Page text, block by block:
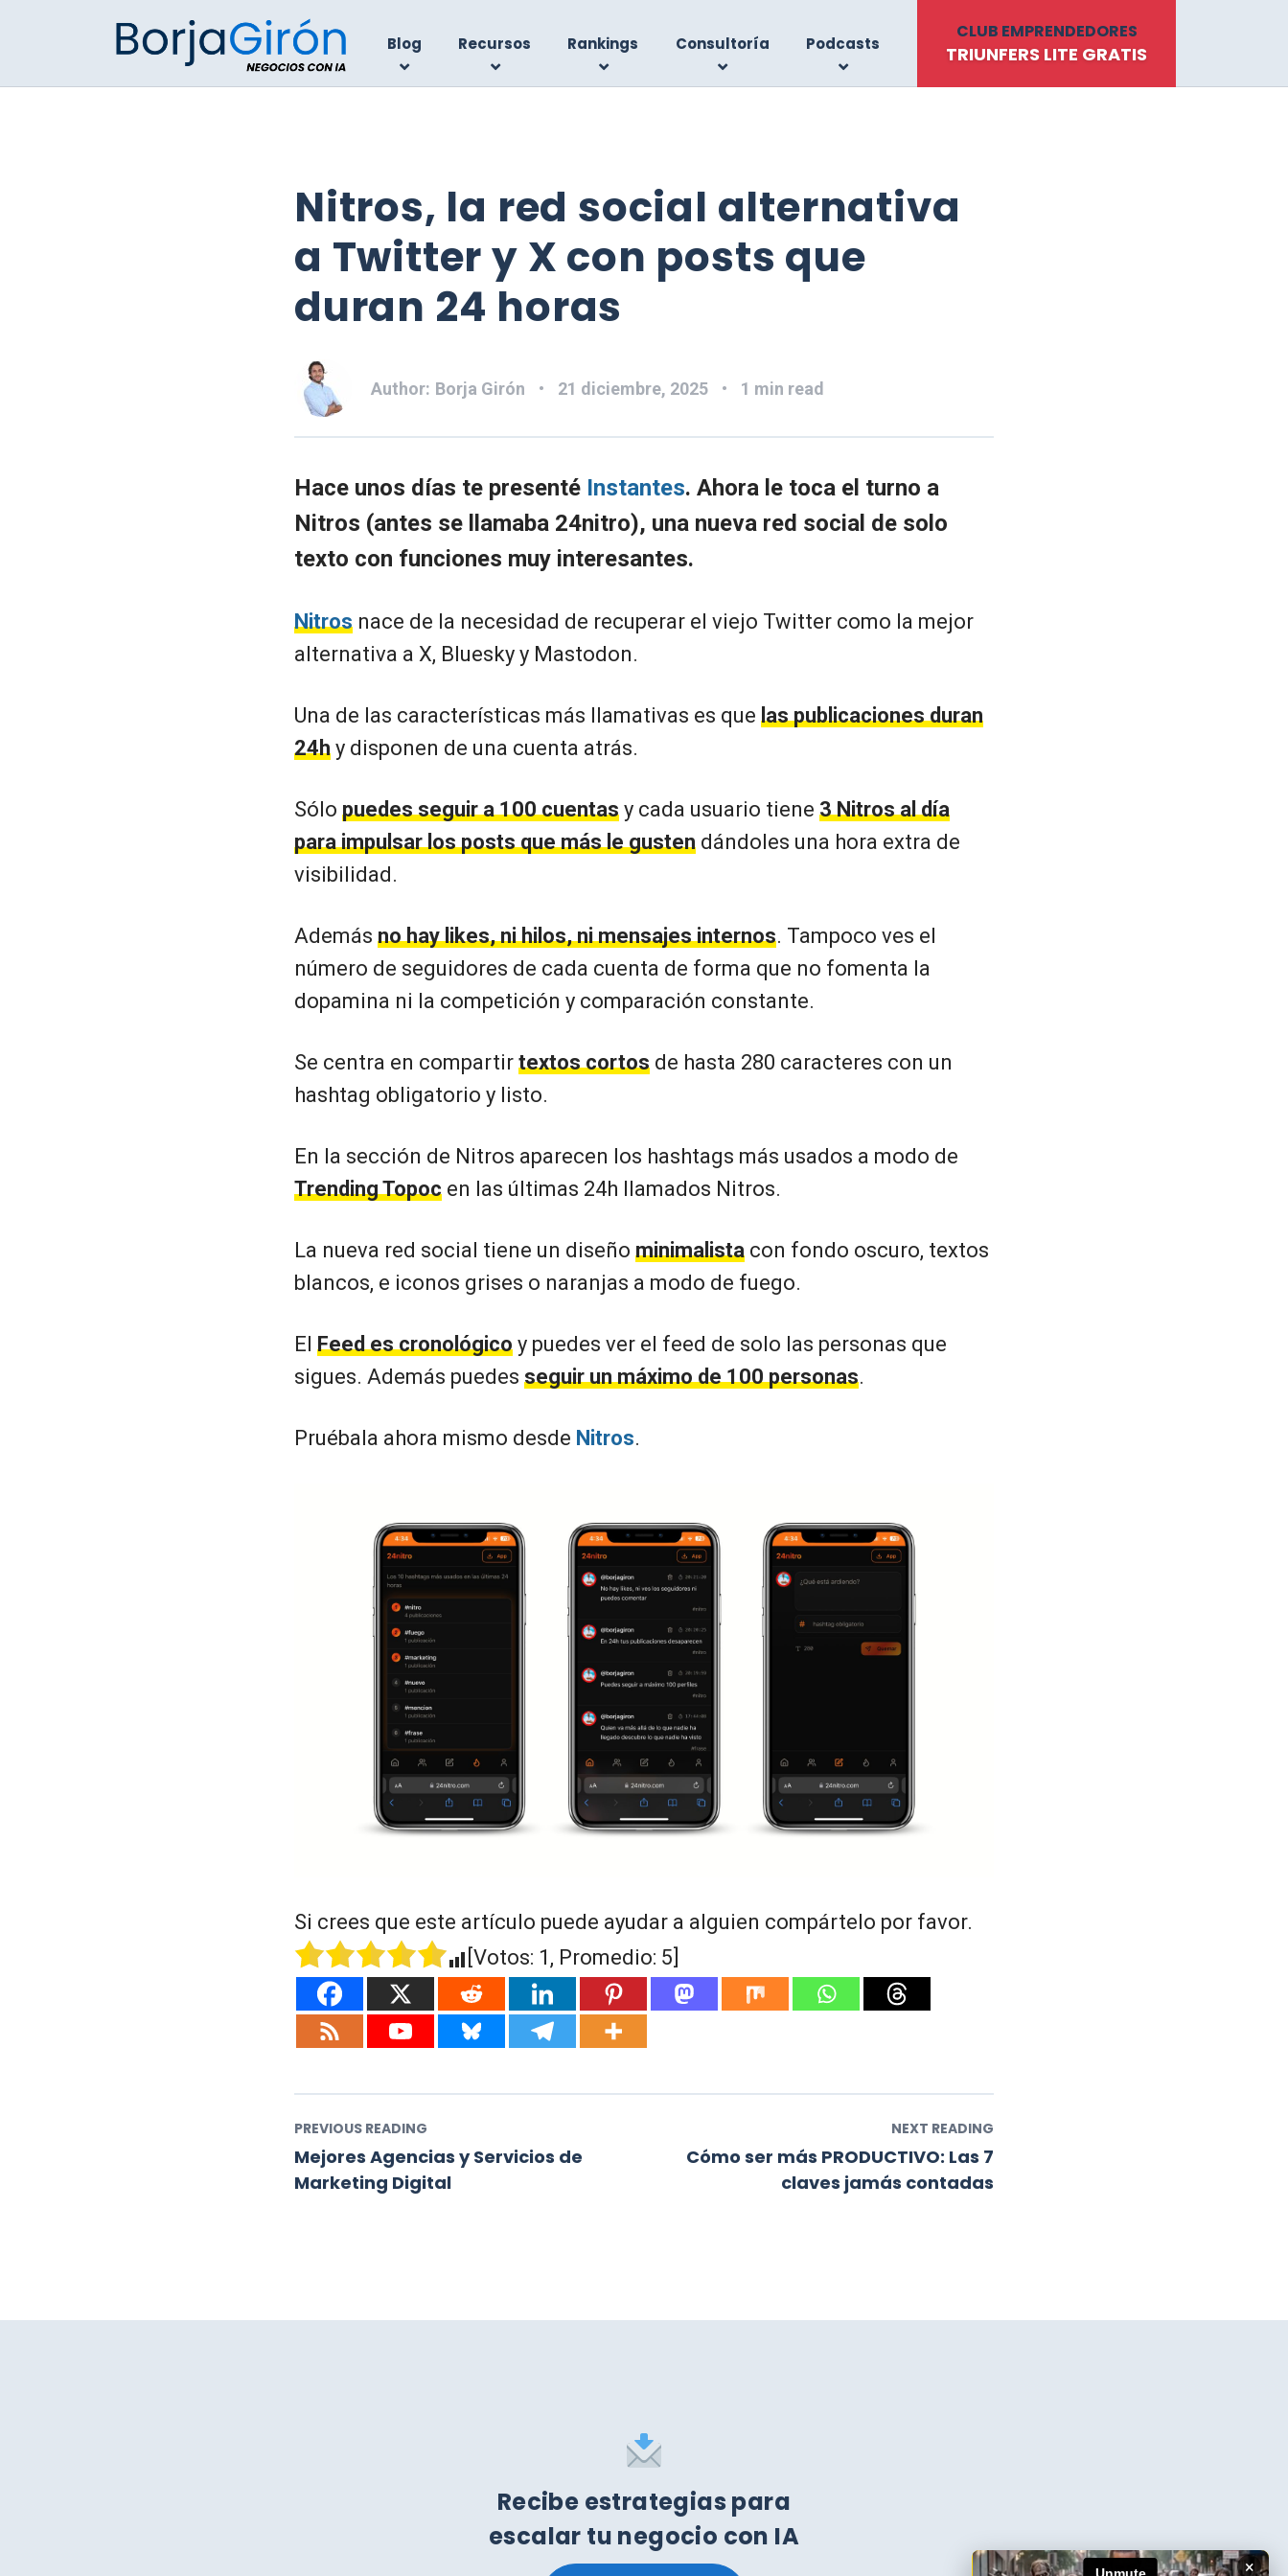
Blog Recursos Rankings Consultoría Podcasts
CLUB EMPRENDEDORES
TRIUNFERS LITE GRATIS
Nitros, la red social alternativa
a Twitter y X con posts que
duran 24 horas
Author: Borja Girón 21 diciembre, 2025 1 min read
Hace unos días te presenté Instantes. Ahora le toca el turno a
Nitros (antes se llamaba 24nitro), una nueva red social de solo
texto con funciones muy interesantes.
Nitros nace de la necesidad de recuperar el viejo Twitter como la mejor
alternativa a X, Bluesky y Mastodon.
Una de las características más llamativas es que las publicaciones duran
24h y disponen de una cuenta atrás.
Sólo puedes seguir a 100 cuentas y cada usuario tiene 3 Nitros al día
para impulsar los posts que más le gusten dándoles una hora extra de
visibilidad.
Además no hay likes, ni hilos, ni mensajes internos. Tampoco ves el
número de seguidores de cada cuenta de forma que no fomenta la
dopamina ni la competición y comparación constante.
Se centra en compartir textos cortos de hasta 280 caracteres con un
hashtag obligatorio y listo.
En la sección de Nitros aparecen los hashtags más usados a modo de
Trending Topoc en las últimas 24h llamados Nitros.
La nueva red social tiene un diseño minimalista con fondo oscuro, textos
blancos, e iconos grises o naranjas a modo de fuego.
El Feed es cronológico y puedes ver el feed de solo las personas que
sigues. Además puedes seguir un máximo de 100 personas.
Pruébala ahora mismo desde Nitros.
Si crees que este artículo puede ayudar a alguien compártelo por favor.
[Votos: 1 , Promedio: 5
PREVIOUS READING
Mejores Agencias y Servicios de
Marketing Digital
NEXT READING
Cómo ser más PRODUCTIVO: Las 7
claves jamás contadas
Recibe estrategias para
escalar tu negocio con IA
×